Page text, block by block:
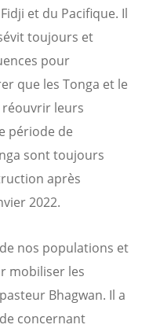
et du Pacifique. Il
toujours et
pour
que les Tonga et le
leurs
période de
sont toujours
après
2022.
nos populations et
mobiliser les
Bhagwan. Il a
concernant